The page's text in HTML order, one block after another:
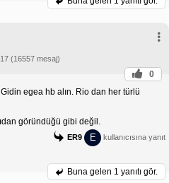
(16557 mesaj)
0
egea hb alın. Rio dan her türlü
göründüğü gibi değil.
ER9 E kullanıcısına yanıt
Buna gelen 1 yanıtı gör.